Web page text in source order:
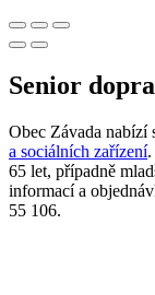
Senior
Obec Závada nabízí
a sociálních zařízení.
65 let, případně
informací a
55 106.